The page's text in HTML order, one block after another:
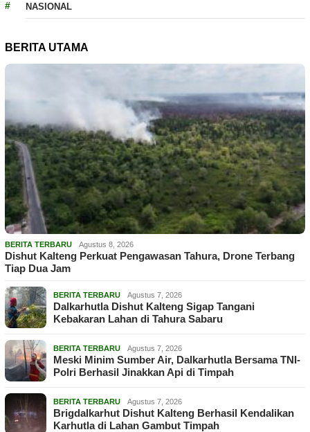
NASIONAL
BERITA UTAMA
BERITA TERBARU Agustus 8, 2026
Dishut Kalteng Perkuat Pengawasan Tahura, Drone Terbang
Tiap Dua Jam
BERITA TERBARU Agustus 7, 2026
Dalkarhutla Dishut Kalteng Sigap Tangani
Kebakaran Lahan di Tahura Sabaru
BERITA TERBARU Agustus 7, 2026
Meski Minim Sumber Air, Dalkarhutla Bersama TNI-
Polri Berhasil Jinakkan Api di Timpah
BERITA TERBARU Agustus 7, 2026
Brigdalkarhut Dishut Kalteng Berhasil Kendalikan
Karhutla di Lahan Gambut Timpah